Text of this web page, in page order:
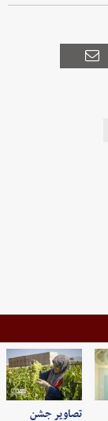
تصاویر جشن